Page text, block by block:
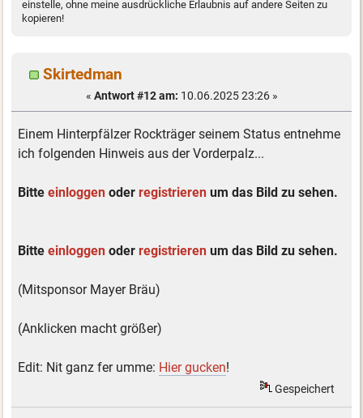
einstelle, ohne meine ausdrückliche Erlaubnis auf andere Seiten zu
kopieren!
Skirtedman
« Antwort #12 am: 10.06.2025 23:26 »
Einem Hinterpfälzer Rockträger seinem Status entnehme
ich folgenden Hinweis aus der Vorderpalz...
Bitteeinloggen oderregistrieren um das Bild zu sehen.
Bitteeinloggen oderregistrieren um das Bild zu sehen.
(Mitsponsor Mayer Bräu)
(Anklicken macht größer)
Edit: Nit ganz fer umme: Hier gucken!
Gespeichert